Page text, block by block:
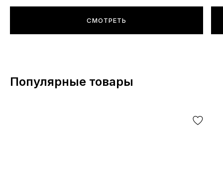
СМОТРЕТЬ
Популярные товары